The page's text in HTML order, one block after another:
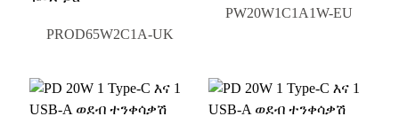
PROD65W2C1A-UK
PW20W1C1A1W-EU